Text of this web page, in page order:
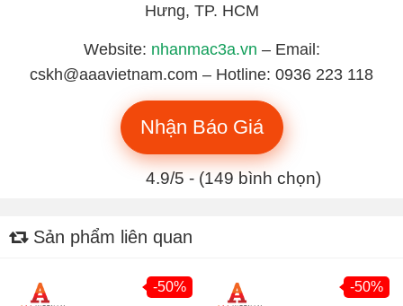
Hưng, TP. HCM
Website: nhanmac3a.vn – Email:
cskh@aaavietnam.com – Hotline: 0936 223 118
Nhận Báo Giá
4.9/5 - (149 bình chọn)
Sản phẩm liên quan
-50% -50%